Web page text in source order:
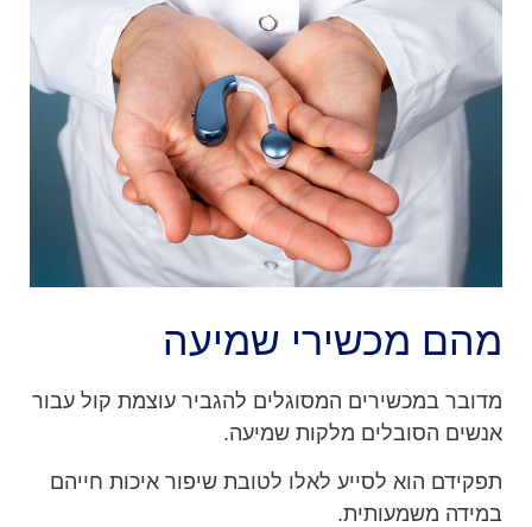
מהם מכשירי שמיעה
מדובר במכשירים המסוגלים להגביר עוצמת קול עבור
אנשים הסובלים מלקות שמיעה.
תפקידם הוא לסייע לאלו לטובת שיפור איכות חייהם
במידה משמעותית.